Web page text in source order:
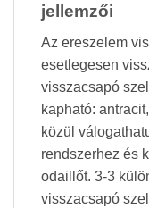
jellemzői
Az ereszelem
esetlegesen
visszacsapó
kapható:
közül
rendszerhez és
odaillőt. 3-3
visszacsapó